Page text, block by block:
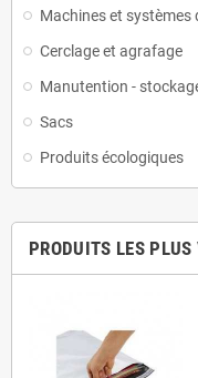
Machines et systèmes
Cerclage et agrafage
Manutention -
Sacs
Produits écologiques
PRODUITS LES PLUS